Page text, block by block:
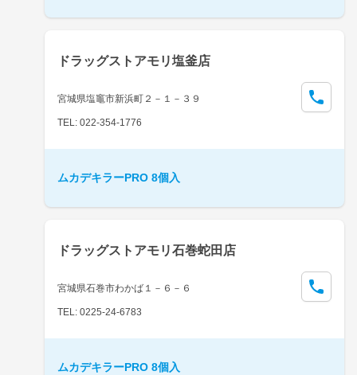
ドラッグストアモリ塩釜店
宮城県塩竈市新浜町２－１－３９
TEL: 022-354-1776
ムカデキラーPRO 8個入
ドラッグストアモリ石巻蛇田店
宮城県石巻市わかば１－６－６
TEL: 0225-24-6783
ムカデキラーPRO 8個入